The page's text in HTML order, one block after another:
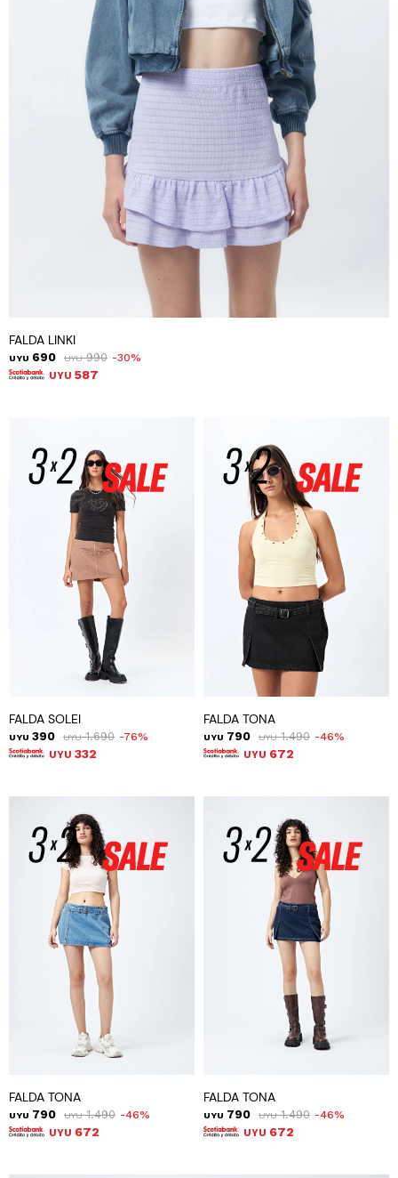
FALDA LINKI
UYU 690 UYU 990 30
UYU 587
FALDA SOLEI
UYU 390 UYU 1.690 76
UYU 332
FALDA TONA
UYU 790 UYU 1.490 46
UYU 672
FALDA TONA
UYU 790 UYU 1.490 46
UYU 672
FALDA TONA
UYU 790 UYU 1.490 46
UYU 672